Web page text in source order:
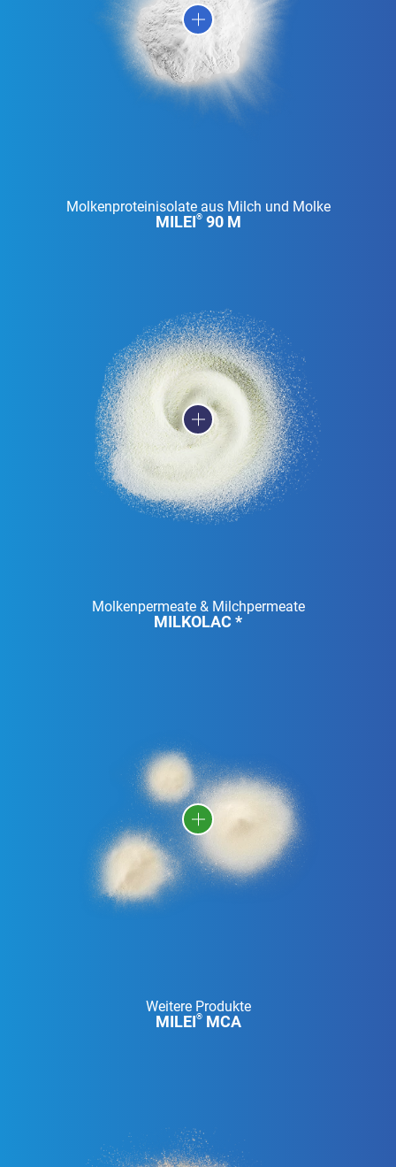
Molkenproteinisolate aus Milch und Molke
MILEI®90 M
Molkenpermeate & Milchpermeate
MILKOLAC *
Weitere Produkte
MILEI®MCA